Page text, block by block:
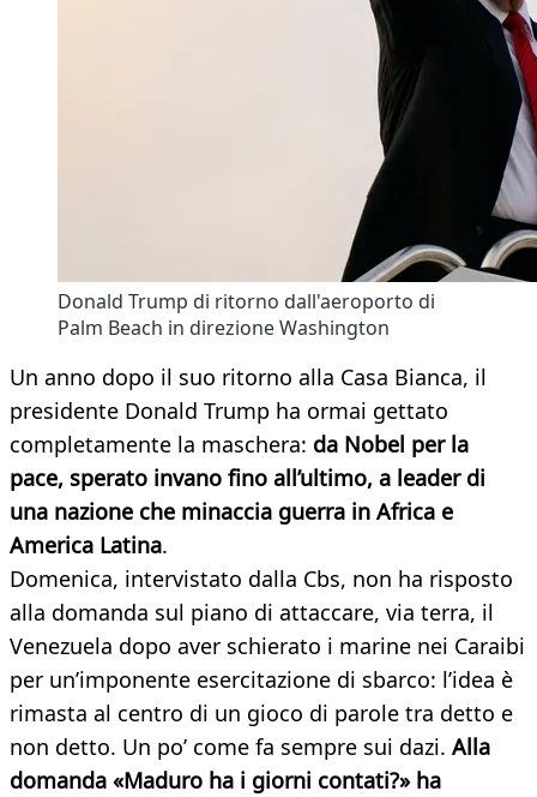
Donald Trump di ritorno dall'aeroporto di
Palm Beach in direzione Washington
Un anno dopo il suo ritorno alla Casa Bianca, il
presidente Donald Trump ha ormai gettato
completamente la maschera: da Nobel per la
pace, sperato invano fino all’ultimo, a leader di
una nazione che minaccia guerra in Africa e
America Latina.
Domenica, intervistato dalla Cbs, non ha risposto
alla domanda sul piano di attaccare, via terra, il
Venezuela dopo aver schierato i marine nei Caraibi
per un’imponente esercitazione di sbarco: l’idea è
rimasta al centro di un gioco di parole tra detto e
non detto. Un po’ come fa sempre sui dazi. Alla
domanda «Maduro ha i giorni contati?» ha